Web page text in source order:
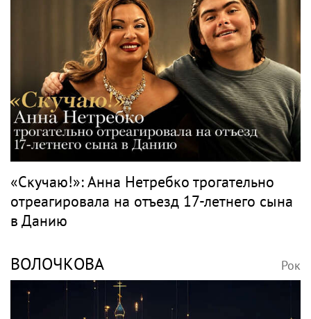
«Скучаю!»: Анна Нетребко трогательно
отреагировала на отъезд 17-летнего сына
в Данию
ВОЛОЧКОВА Рок